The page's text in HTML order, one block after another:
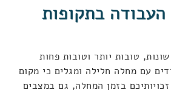
בתקופות
טובות יותר וטובות פחות
עם מחלה חלילה ומגלים כי מקום
בזמן המחלה, גם במצבים